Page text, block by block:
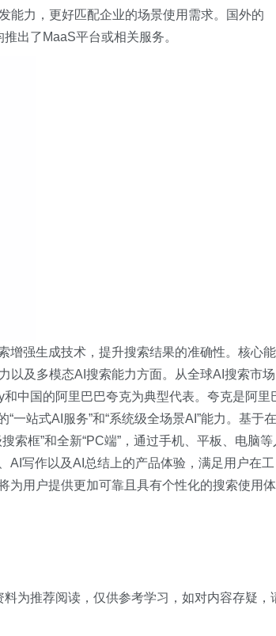
能力，更好匹配企业的场景使用需求。国外的
出了MaaS平台或相关服务。
增强生成技术，提升搜索结果的准确性。核心能
以及多模态AI搜索能力方面。从全球AI搜索市场
中国的阿里巴巴夸克为典型代表。夸克是阿里
一站式AI服务”和“系统级全场景AI”能力。基于在
索框”和全新“PC端”，通过手机、平板、电脑等
AI写作以及AI总结上的产品体验，满足用户在工
为用户提供更加可靠且具有个性化的搜索使用体
为推荐阅读，仅供参考学习，如对内容存疑，